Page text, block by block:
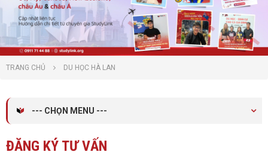
TRANG CHỦ DU HỌC HÀ LAN
--- CHỌN MENU ---
ĐĂNG KÝ TƯ VẤN